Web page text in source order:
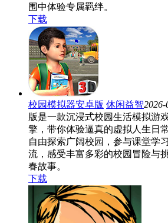
围中体验专属羁绊。
下载
校园模拟器安卓版 休闲益智2026-
版是一款沉浸式校园生活模拟游
擎，带你体验逼真的虚拟人生日
自由探索广阔校园，参与课堂学
流，感受丰富多彩的校园冒险与
春故事。
下载